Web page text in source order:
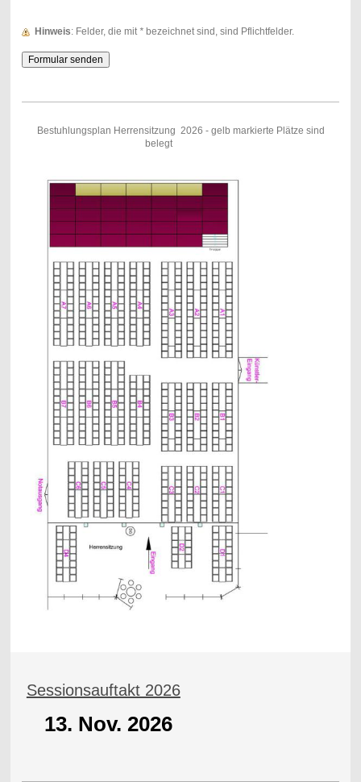
Hinweis : Felder, die mit *bezeichnet sind, sind Pflichtfelder.
Bestuhlungsplan Herrensitzung 2026 - gelb markierte Plätze sind
belegt
Sessionsauftakt 2026
13. Nov. 2026